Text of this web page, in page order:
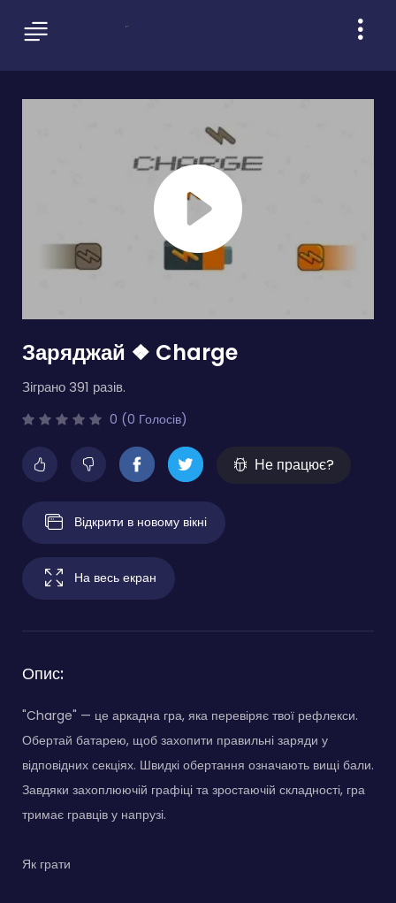
Заряджай ❖ Charge
Зіграно 391 разів.
0 (0 Голосів)
Не працює?
Відкрити в новому вікні
На весь екран
Опис:
"Charge" — це аркадна гра, яка перевіряє твої рефлекси.
Обертай батарею, щоб захопити правильні заряди у
відповідних секціях. Швидкі обертання означають вищі бали.
Завдяки захоплюючій графіці та зростаючій складності, гра
тримає гравців у напрузі.
Як грати